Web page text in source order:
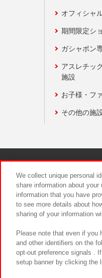
オフィシャ
期間限定シ
ガシャポン
アスレチッ
施設
お子様・フ
その他の施
We collect unique personal
share information about
information that you have
to see more details about
sharing of your information
Please note that even if you
and other identifiers on the
opt-out preference signals .
setup banner by clicking the